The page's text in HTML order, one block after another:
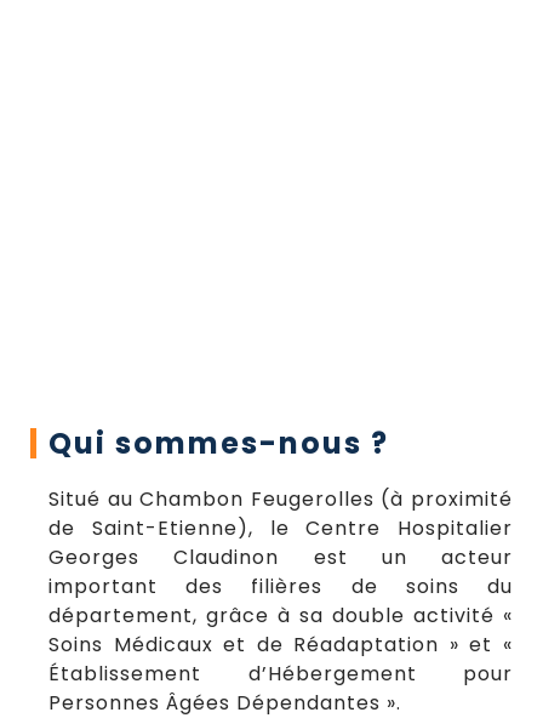
Qui sommes-nous ?
Situé au Chambon Feugerolles (à proximité
de Saint-Etienne), le Centre Hospitalier
Georges Claudinon est un acteur
important des filières de soins du
département, grâce à sa double activité «
Soins Médicaux et de Réadaptation » et «
Établissement d’Hébergement pour
Personnes Âgées Dépendantes ».